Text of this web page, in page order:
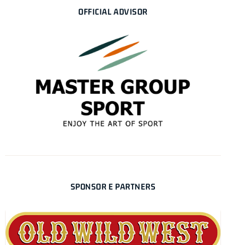
OFFICIAL ADVISOR
SPONSOR E PARTNERS